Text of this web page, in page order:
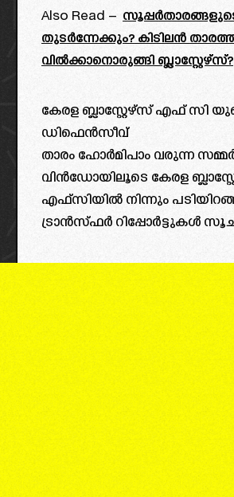
Also Read – സൂപ്പർതാരങ്ങളുടെ
തുടർന്നേക്കും? കിടിലൻ
വിൽക്കാനൊരുങ്ങി ബ്ലാസ്റ്റേഴ്‌സ്?
കേരള ബ്ലാസ്റ്റേഴ്സ് എഫ് സി
ഡിഫെൻസീവ്
താരം ഹോർമിപാം വരുന്ന
വിൻഡോയിലൂടെ കേരള
എഫ്സിയിൽ നിന്നും
ട്രാൻസ്ഫർ റിപ്പോർട്ടുകൾ